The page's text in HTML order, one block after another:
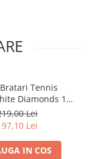
Tennis
Diamonds 19
CM Lei
Lei
IN COS